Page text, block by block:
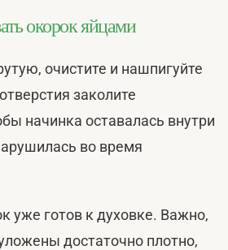
окорок яйцами
очистите и нашпигуйте
заколите
начинка оставалась внутри
во время
уже готов к духовке. Важно,
достаточно плотно,